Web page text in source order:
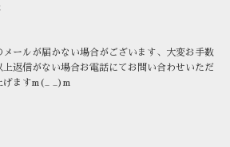
メールが届かない場合がございます、大変お手数
返信がない場合お電話にてお問い合わせいただ
げますm(_ _)m